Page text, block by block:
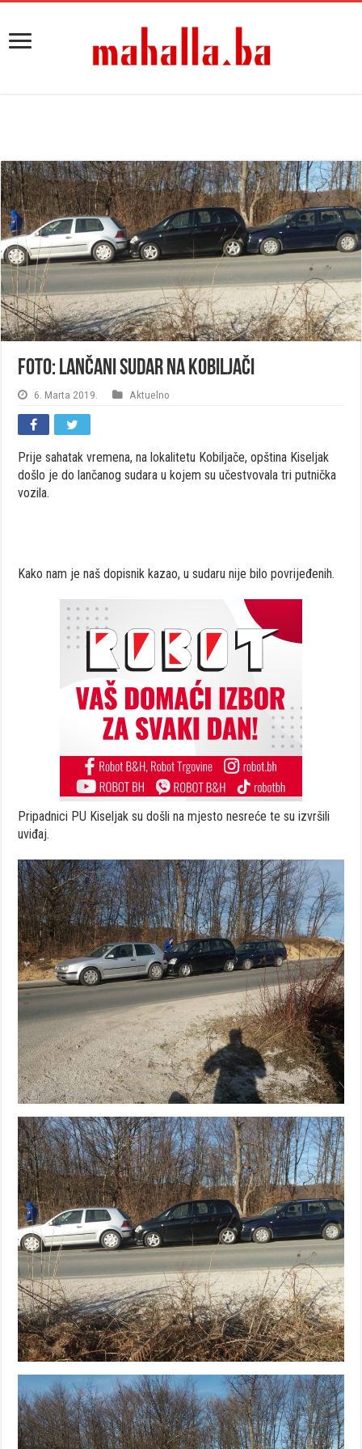
FOTO: Lančani sudar na Kobiljači
6. Marta 2019. Aktuelno
Prije sahatak vremena, na lokalitetu Kobiljače, opština Kiseljak
došlo je do lančanog sudara u kojem su učestvovala tri putnička
vozila.
Kako nam je naš dopisnik kazao, u sudaru nije bilo povrijeđenih.
Pripadnici PU Kiseljak su došli na mjesto nesreće te su izvršili
uviđaj.